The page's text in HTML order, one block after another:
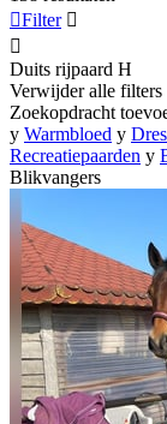
Filter 

Duits rijpaard H
Verwijder alle filters
Zoekopdracht
y Warmbloed y
Recreatiepaarden y
Blikvangers